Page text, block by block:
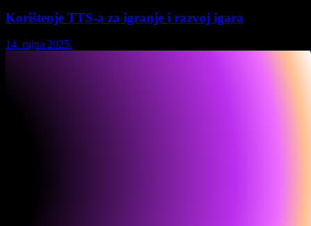
Korištenje TTS-a za igranje i razvoj igara
14. rujna 2025.